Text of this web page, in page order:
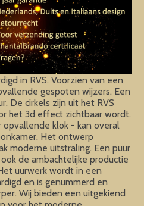
in RVS. Voorzien van een
gespoten wijzers. Een
De cirkels zijn uit het RVS
het 3d effect zichtbaar wordt.
klok - kan overal
Het ontwerp
moderne uitstraling. Een puur
de ambachtelijke productie
uurwerk wordt in een
en is genummerd en
Wij bieden een uitgekiend